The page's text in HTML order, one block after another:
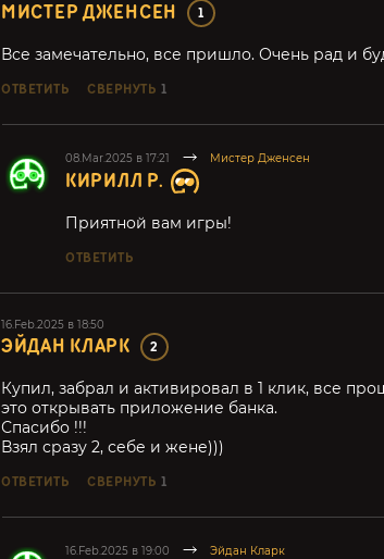
МИСТЕР ДЖЕНСЕН 1
Все замечательно, все пришло. Очень рад и
ОТВЕТИТЬ СВЕРНУТЬ 1
08.Mar.2025 в 17:21 Мистер Дженсен
КИРИЛЛ Р.
Приятной вам игры!
ОТВЕТИТЬ
16.Feb.2025 в 18:50
ЭЙДАН КЛАРК 2
Купил, забрал и активировал в 1 клик, все
это открывать приложение банка.
Спасибо !!!
Взял сразу 2, себе и жене)))
ОТВЕТИТЬ СВЕРНУТЬ 1
16.Feb.2025 в 19:00 Эйдан Кларк